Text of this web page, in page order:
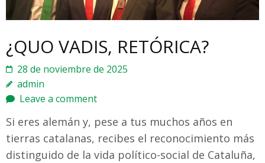
¿QUO VADIS, RETÓRICA?
28 de noviembre de 2025
admin
Leave a comment
Si eres alemán y, pese a tus muchos años en
tierras catalanas, recibes el reconocimiento más
distinguido de la vida político-social de Cataluña,